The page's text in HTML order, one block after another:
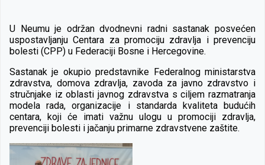
U Neumu je održan dvodnevni radni sastanak posvećen
uspostavljanju Centara za promociju zdravlja i prevenciju
bolesti (CPP) u Federaciji Bosne i Hercegovine.
Sastanak je okupio predstavnike Federalnog ministarstva
zdravstva, domova zdravlja, zavoda za javno zdravstvo i
stručnjake iz oblasti javnog zdravstva s ciljem razmatranja
modela rada, organizacije i standarda kvaliteta budućih
centara, koji će imati važnu ulogu u promociji zdravlja,
prevenciji bolesti i jačanju primarne zdravstvene zaštite.